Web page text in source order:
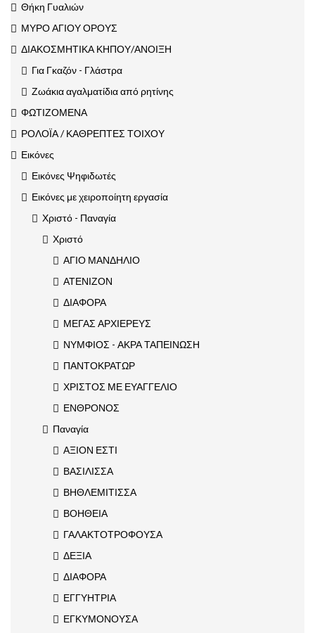
Θήκη Γυαλιών
ΜΥΡΟ ΑΓΙΟΥ ΟΡΟΥΣ
ΔΙΑΚΟΣΜΗΤΙΚΑ ΚΗΠΟΥ/ΑΝΟΙΞΗ
Για Γκαζόν - Γλάστρα
Ζωάκια αγαλματίδια από ρητίνης
ΦΩΤΙΖΟΜΕΝΑ
ΡΟΛΟΪΑ / ΚΑΘΡΕΠΤΕΣ ΤΟΙΧΟΥ
Εικόνες
Εικόνες Ψηφιδωτές
Εικόνες με χειροποίητη εργασία
Χριστό - Παναγία
Χριστό
ΑΓΙΟ ΜΑΝΔΗΛΙΟ
ΑΤΕΝΙΖΟΝ
ΔΙΑΦΟΡΑ
ΜΕΓΑΣ ΑΡΧΙΕΡΕΥΣ
ΝΥΜΦΙΟΣ - ΑΚΡΑ ΤΑΠΕΙΝΩΣΗ
ΠΑΝΤΟΚΡΑΤΩΡ
ΧΡΙΣΤΟΣ ΜΕ ΕΥΑΓΓΕΛΙΟ
ΕΝΘΡΟΝΟΣ
Παναγία
ΑΞΙΟΝ ΕΣΤΙ
ΒΑΣΙΛΙΣΣΑ
ΒΗΘΛΕΜΙΤΙΣΣΑ
ΒΟΗΘΕΙΑ
ΓΑΛΑΚΤΟΤΡΟΦΟΥΣΑ
ΔΕΞΙΑ
ΔΙΑΦΟΡΑ
ΕΓΓΥΗΤΡΙΑ
ΕΓΚΥΜΟΝΟΥΣΑ